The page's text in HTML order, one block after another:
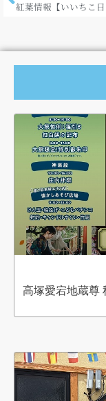
紅葉情報【いいちこ日
高塚愛宕地蔵尊